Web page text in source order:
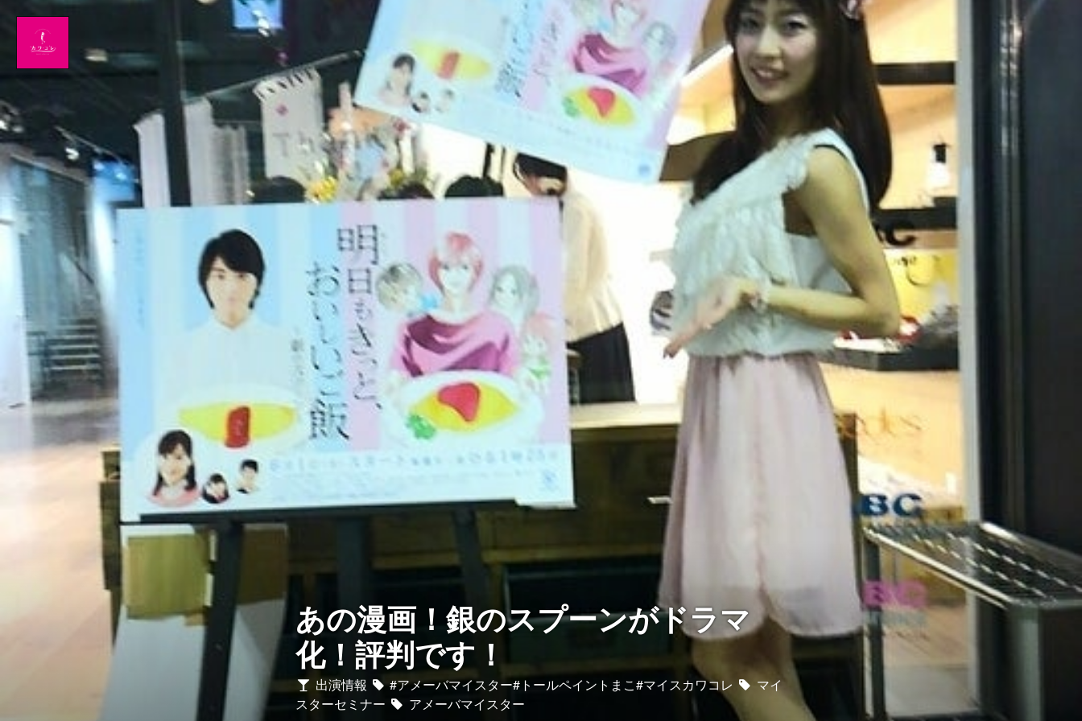
Home
News
出演情報
ブログ
Twitter
Profile
カワコレ
Contact
あの漫画！銀のスプーンがドラマ
化！評判です！
出演情報 #アメーバマイスター#トールペイントまこ#マイスカワコレ
マイ
スターセミナー
アメーバマイスター